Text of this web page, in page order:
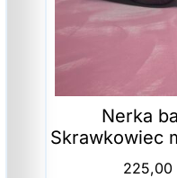
Nerka
Skrawkowiec
225,00